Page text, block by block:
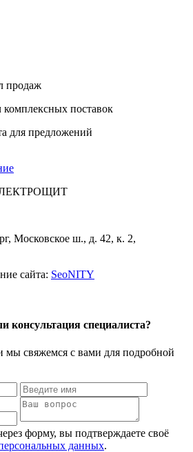
продаж
комплексных поставок
для предложений
Московское ш., д. 42, к. 2,
сайта: SeoNITY
специалиста?
мы свяжемся с вами для подробной
форму, вы подтверждаете своё
данных.